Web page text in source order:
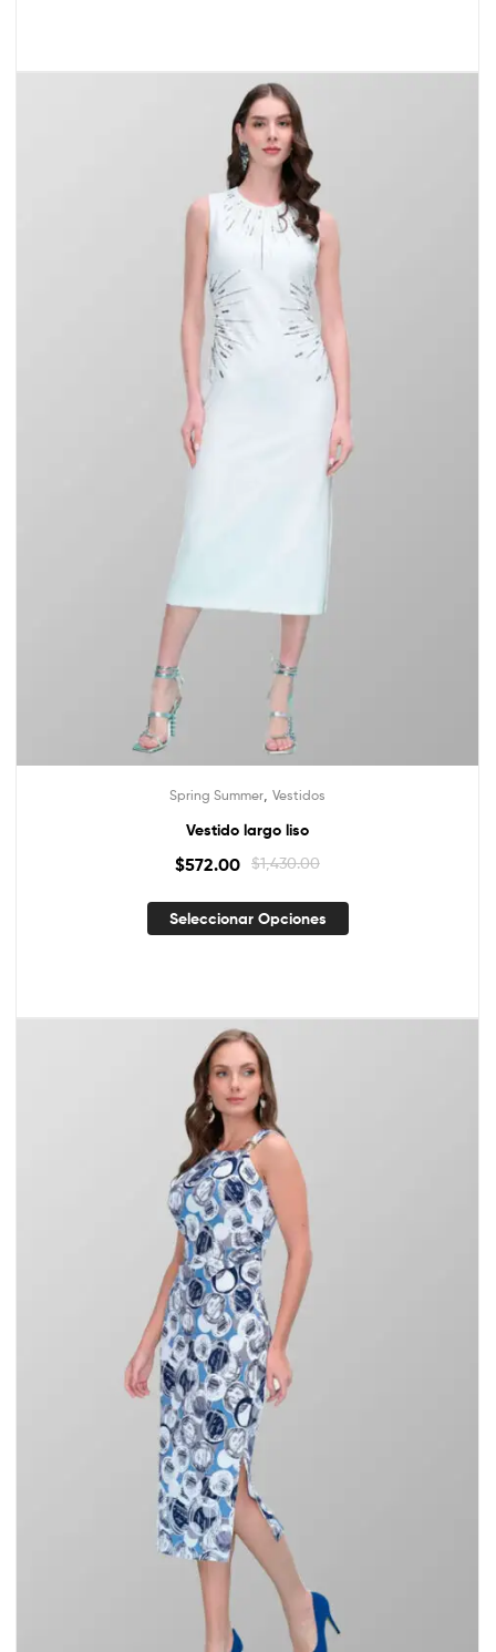
Spring Summer, Vestidos
Vestido largo liso
$1,430.00
$572.00
Seleccionar Opciones